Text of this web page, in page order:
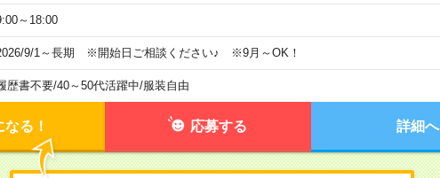
～18:00
9/1～長期 ※開始日ご相談ください♪ ※9月～OK！
歴書不要/40～50代活躍中/服装自由
なる！ 応募する 詳細へ